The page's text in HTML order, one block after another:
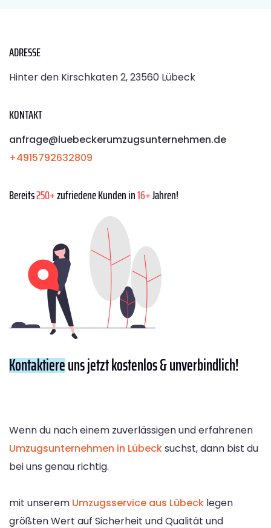
ADRESSE
Hinter den Kirschkaten 2, 23560 Lübeck
KONTAKT
anfrage@luebeckerumzugsunternehmen.de
+4915792632809
Bereits250+zufriedene Kunden in16+Jahren!
Kontaktiereuns jetzt kostenlos & unverbindlich!
Wenn du nach einem zuverlässigen und erfahrenen
Umzugsunternehmen in Lübecksuchst, dann bist du
bei uns genau richtig.
mit unserem Umzugsservice aus Lübeck legen
größten Wert auf Sicherheit und Qualität und